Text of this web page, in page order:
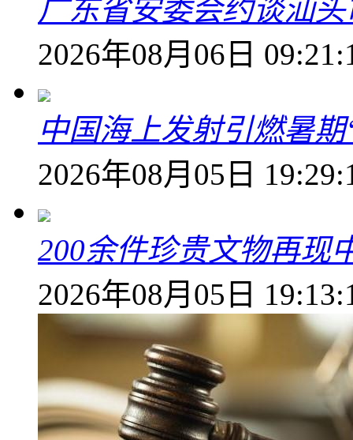
广东省安委会约谈汕
2026年08月06日
中国海上发射引燃暑
2026年08月05日
200余件珍贵文物再现
2026年08月05日